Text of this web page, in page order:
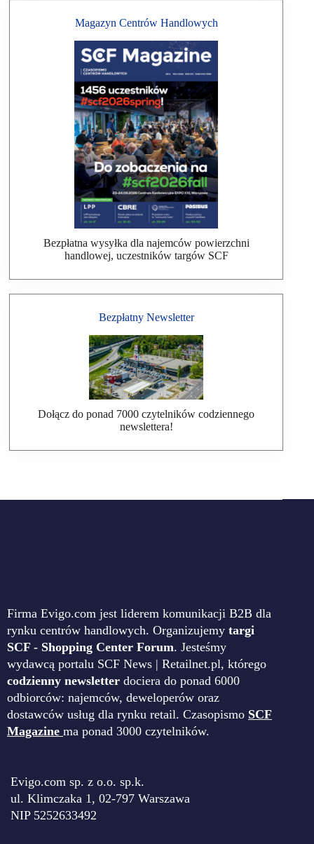
Magazyn Centrów Handlowych
Bezpłatna wysyłka dla najemców powierzchni
handlowej, uczestników targów SCF
Bezpłatny Newsletter
Dołącz do ponad 7000 czytelników codziennego
newslettera!
Firma Evigo.com jest liderem komunikacji B2B dla
rynku centrów handlowych. Organizujemy targi
SCF - Shopping Center Forum. Jesteśmy
wydawcą portalu SCF News | Retailnet.pl, którego
codzienny newsletter dociera do ponad 6000
odbiorców: najemców, deweloperów oraz
dostawców usług dla rynku retail. Czasopismo SCF
Magazine ma ponad 3000 czytelników.
Evigo.com sp. z o.o. sp.k.
ul. Klimczaka 1, 02-797 Warszawa
NIP 5252633492